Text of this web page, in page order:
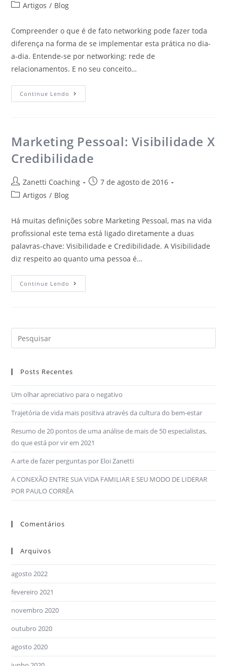
Artigos / Blog
Compreender o que é de fato networking pode fazer toda
diferença na forma de se implementar esta prática no dia-
a-dia. Entende-se por networking: rede de
relacionamentos. E no seu conceito…
Continue Lendo
Marketing Pessoal: Visibilidade X
Credibilidade
Zanetti Coaching
7 de agosto de 2016
Artigos / Blog
Há muitas definições sobre Marketing Pessoal, mas na vida
profissional este tema está ligado diretamente a duas
palavras-chave: Visibilidade e Credibilidade. A Visibilidade
diz respeito ao quanto uma pessoa é…
Continue Lendo
Posts Recentes
Um olhar apreciativo para o negativo
Trajetória de vida mais positiva através da cultura do bem-estar
Resumo de 20 pontos de uma análise de mais de 50 especialistas,
do que está por vir em 2021
A arte de fazer perguntas por Eloi Zanetti
A CONEXÃO ENTRE SUA VIDA FAMILIAR E SEU MODO DE LIDERAR
POR PAULO CORRÊA
Comentários
Arquivos
agosto 2022
fevereiro 2021
novembro 2020
outubro 2020
agosto 2020